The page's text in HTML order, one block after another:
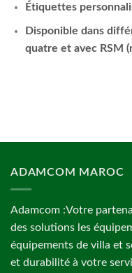
Étiquettes
Disponible dans
quatre et avec RSM
ADAMCOM MAROC
Adamcom :Votre
des solutions les
équipements de villa et
et durabilité à votre